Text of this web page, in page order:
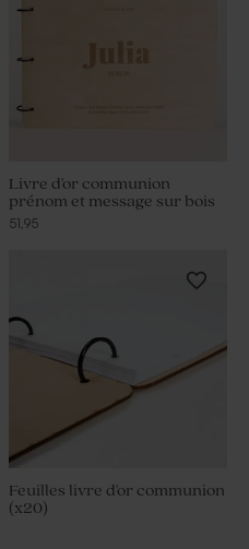
Livre d'or communion
prénom et message sur bois
51,95
Feuilles livre d'or communion
(x20)